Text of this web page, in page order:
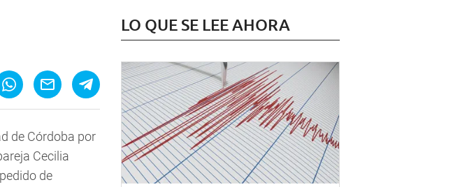
de Córdoba por
Cecilia
de
LO QUE SE LEE AHORA